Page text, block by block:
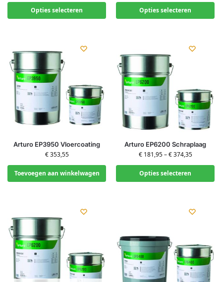
Opties selecteren Opties selecteren
Arturo EP3950 Vloercoating
€353,55
Toevoegen aan winkelwagen
Arturo EP6200 Schraplaag
€181,95–€374,35
Opties selecteren